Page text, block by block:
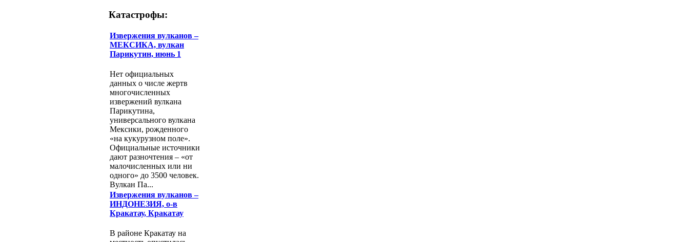
Катастрофы:
Извержения вулканов –
МЕКСИКА, вулкан
Парикутин, июнь 1
Нет официальных
данных о числе жертв
многочисленных
извержений вулкана
Парикутина,
универсального вулкана
Мексики, рожденного
«на кукурузном поле».
Официальные источники
дают разночтения – «от
малочисленных или ни
одного» до 3500 человек.
Вулкан Па...
Извержения вулканов –
ИНДОНЕЗИЯ, о-в
Кракатау, Кракатау
В районе Кракатау на